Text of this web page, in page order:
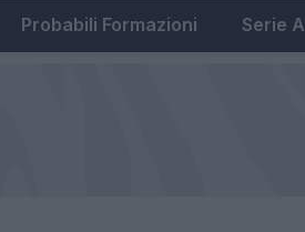
Probabili Formazioni Serie A